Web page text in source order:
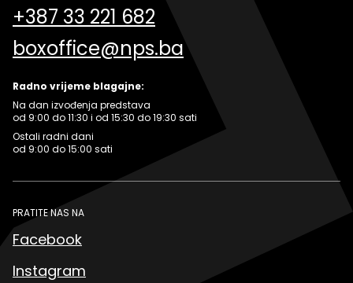
+387 33 221 682
boxoffice@nps.ba
Radno vrijeme blagajne:
Na dan izvođenja predstava
od 9:00 do 11:30 i od 15:30 do 19:30 sati
Ostali radni dani
od 9:00 do 15:00 sati
PRATITE NAS NA
Facebook
Instagram